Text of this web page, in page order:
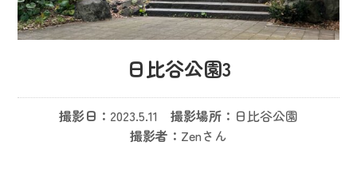
日比谷公園3
撮影日： 2023.5.11 撮影場所： 日比谷公園
撮影者： Zenさん